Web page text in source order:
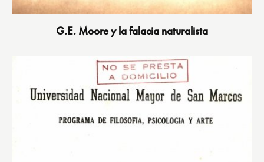
G.E. Moore y la falacia naturalista